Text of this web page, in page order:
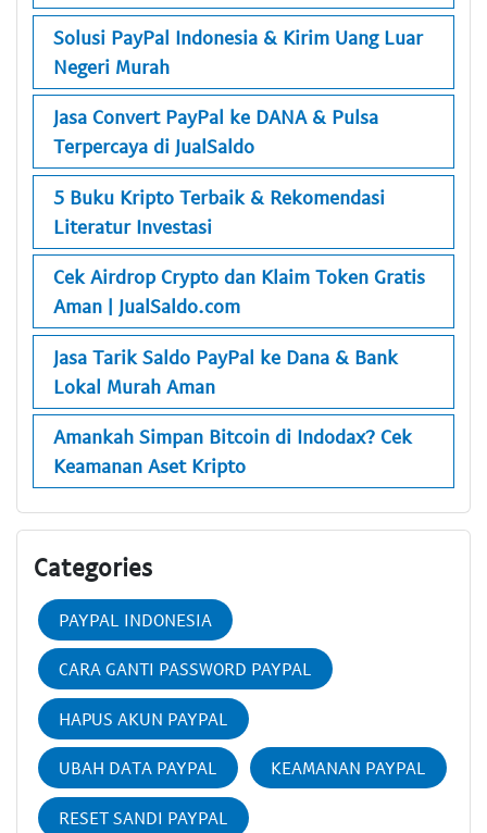
Solusi PayPal Indonesia & Kirim Uang Luar
Negeri Murah
Jasa Convert PayPal ke DANA & Pulsa
Terpercaya di JualSaldo
5 Buku Kripto Terbaik & Rekomendasi
Literatur Investasi
Cek Airdrop Crypto dan Klaim Token Gratis
Aman | JualSaldo.com
Jasa Tarik Saldo PayPal ke Dana & Bank
Lokal Murah Aman
Amankah Simpan Bitcoin di Indodax? Cek
Keamanan Aset Kripto
Categories
PAYPAL INDONESIA
CARA GANTI PASSWORD PAYPAL
HAPUS AKUN PAYPAL
UBAH DATA PAYPAL KEAMANAN PAYPAL
RESET SANDI PAYPAL